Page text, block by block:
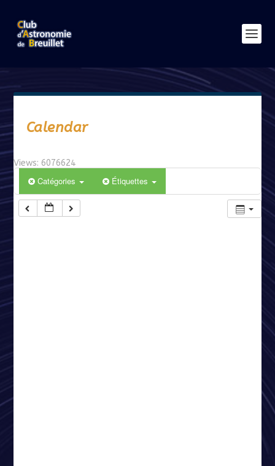
Calendar
Views: 6076624
Catégories Étiquettes